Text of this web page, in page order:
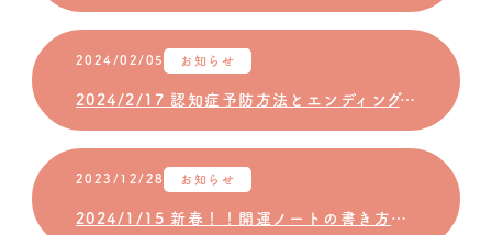
2024/02/05 お知らせ
2024/2/17 認知症予防方法とエンディングノートの書き方セミナー
2023/12/28 お知らせ
2024/1/15 新春！！開運ノートの書き方セミナー